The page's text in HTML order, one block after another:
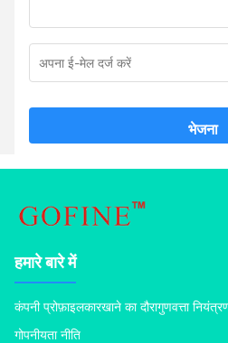
भेजना
हमारे बारे में
कंपनी प्रोफ़ाइलकारखाने का दौरागुणवत्ता
गोपनीयता नीति